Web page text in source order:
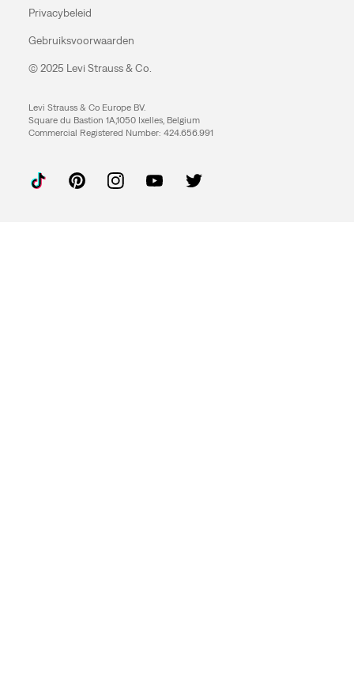
Privacybeleid
Gebruiksvoorwaarden
© 2025 Levi Strauss & Co.
Levi Strauss & Co Europe BV.
Square du Bastion 1A,1050 Ixelles, Belgium
Commercial Registered Number: 424.656.991